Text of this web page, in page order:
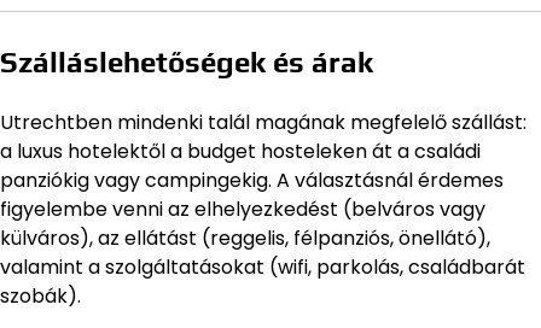
Szálláslehetőségek és árak
Utrechtben mindenki talál magának megfelelő szállást:
a luxus hotelektől a budget hosteleken át a családi
panziókig vagy campingekig. A választásnál érdemes
figyelembe venni az elhelyezkedést (belváros vagy
külváros), az ellátást (reggelis, félpanziós, önellátó),
valamint a szolgáltatásokat (wifi, parkolás, családbarát
szobák).